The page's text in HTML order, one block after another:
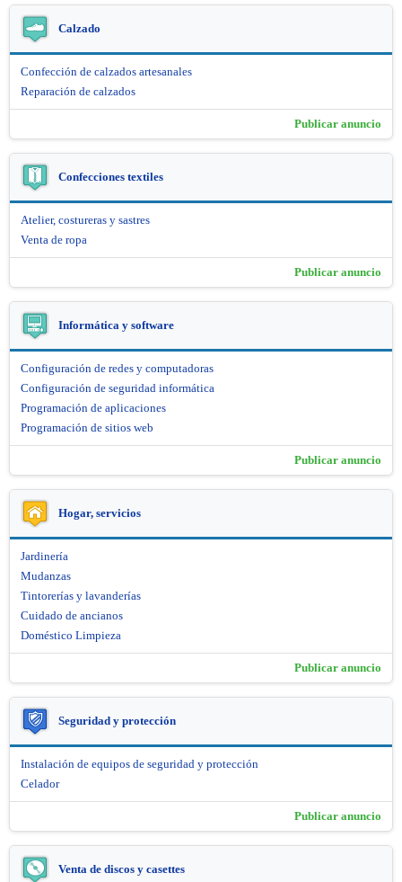
Calzado
Confección de calzados artesanales
Reparación de calzados
Publicar anuncio
Confecciones textiles
Atelier, costureras y sastres
Venta de ropa
Publicar anuncio
Informática y software
Configuración de redes y computadoras
Configuración de seguridad informática
Programación de aplicaciones
Programación de sitios web
Publicar anuncio
Hogar, servicios
Jardinería
Mudanzas
Tintorerías y lavanderías
Cuidado de ancianos
Doméstico Limpieza
Publicar anuncio
Seguridad y protección
Instalación de equipos de seguridad y protección
Celador
Publicar anuncio
Venta de discos y casettes